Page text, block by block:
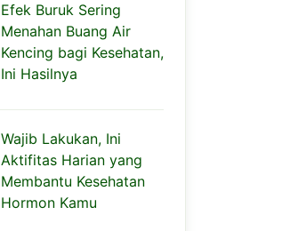
Efek Buruk Sering
Menahan Buang Air
Kencing bagi Kesehatan,
Ini Hasilnya
Wajib Lakukan, Ini
Aktifitas Harian yang
Membantu Kesehatan
Hormon Kamu